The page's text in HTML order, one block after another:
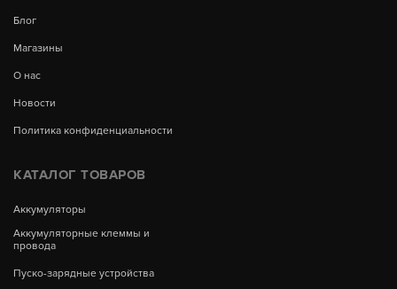
Блог
Магазины
О нас
Новости
Политика конфиденциальности
КАТАЛОГ ТОВАРОВ
Аккумуляторы
Аккумуляторные клеммы и
провода
Пуско-зарядные устройства